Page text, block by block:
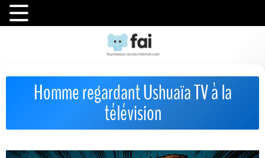
Homme regardant Ushuaïa TV à la
télévision